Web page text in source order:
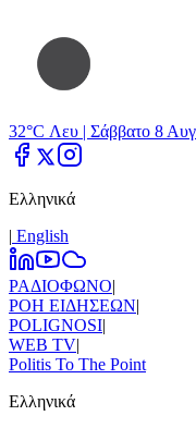
32°C Λευ | Σάββατο 8
Ελληνικά
| Εnglish
ΡΑΔΙΟΦΩΝΟ|
ΡΟΗ ΕΙΔΗΣΕΩΝ|
POLIGNOSI|
WEB TV|
Politis To The Point
Ελληνικά